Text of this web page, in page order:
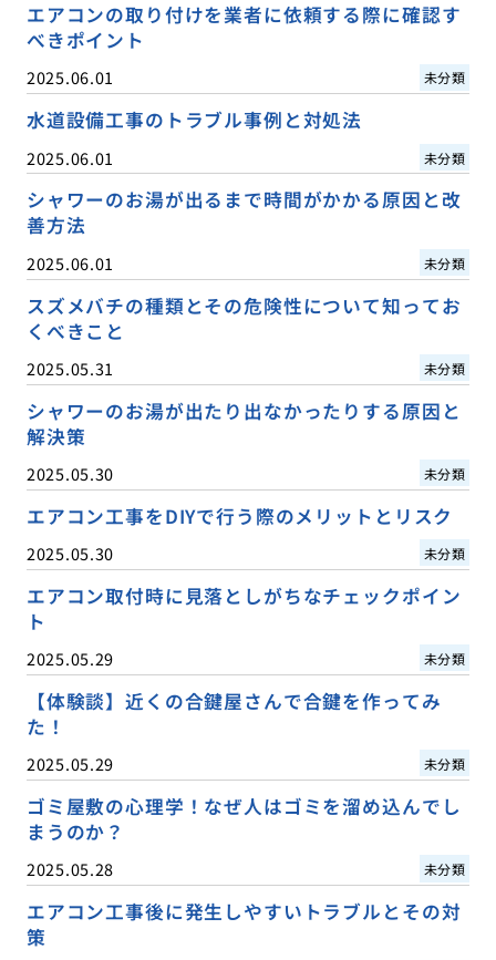
エアコンの取り付けを業者に依頼する際に確認す
べきポイント
2025.06.01 未分類
水道設備工事のトラブル事例と対処法
2025.06.01 未分類
シャワーのお湯が出るまで時間がかかる原因と改
善方法
2025.06.01 未分類
スズメバチの種類とその危険性について知ってお
くべきこと
2025.05.31 未分類
シャワーのお湯が出たり出なかったりする原因と
解決策
2025.05.30 未分類
エアコン工事をDIYで行う際のメリットとリスク
2025.05.30 未分類
エアコン取付時に見落としがちなチェックポイン
ト
2025.05.29 未分類
【体験談】近くの合鍵屋さんで合鍵を作ってみ
た！
2025.05.29 未分類
ゴミ屋敷の心理学！なぜ人はゴミを溜め込んでし
まうのか？
2025.05.28 未分類
エアコン工事後に発生しやすいトラブルとその対
策